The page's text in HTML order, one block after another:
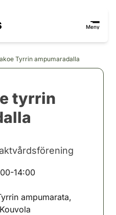
Meny
Tyrrin ampumaradalla
tyrrin
14:00
ampumarata,